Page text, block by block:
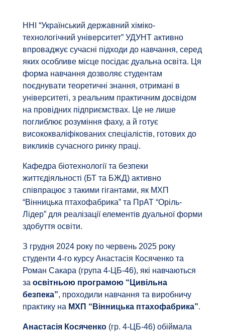
ННІ “Український державний хіміко-
технологічний університет” УДУНТ активно
впроваджує сучасні підходи до навчання, серед
яких особливе місце посідає дуальна освіта. Ця
форма навчання дозволяє студентам
поєднувати теоретичні знання, отримані в
університеті, з реальним практичним досвідом
на провідних підприємствах. Це не лише
поглиблює розуміння фаху, а й готує
висококваліфікованих спеціалістів, готових до
викликів сучасного ринку праці.
Кафедра біотехнології та безпеки
життєдіяльності (БТ та БЖД) активно
співпрацює з такими гігантами, як МХП
“Вінницька птахофабрика” та ПрАТ “Оріль-
Лідер” для реалізації елементів дуальної форми
здобуття освіти.
З грудня 2024 року по червень 2025 року
студенти 4-го курсу Анастасія Косяченко та
Роман Сакара (група 4-ЦБ-46), які навчаються
за освітньою програмою “Цивільна
безпека”, проходили навчання та виробничу
практику на МХП “Вінницька птахофабрика”.
Анастасія Косяченко(гр. 4-ЦБ-46) обіймала